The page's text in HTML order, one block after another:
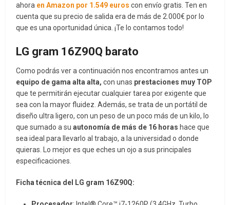
ahora en Amazon por 1.549 euros con envío gratis. Ten en
cuenta que su precio de salida era de más de 2.000€ por lo
que es una oportunidad única. ¡Te lo contamos todo!
LG gram 16Z90Q barato
Como podrás ver a continuación nos encontramos antes un
equipo de gama alta alta,con unas prestaciones muy TOP
que te permitirán ejecutar cualquier tarea por exigente que
sea con la mayor fluidez. Además, se trata de un portátil de
diseño ultra ligero, con un peso de un poco más de un kilo, lo
que sumado a suautonomía de más de 16 horashace que
sea ideal para llevarlo al trabajo, a la universidad o donde
quieras. Lo mejor es que eches un ojo a sus principales
especificaciones.
Ficha técnica del LG gram 16Z90Q: